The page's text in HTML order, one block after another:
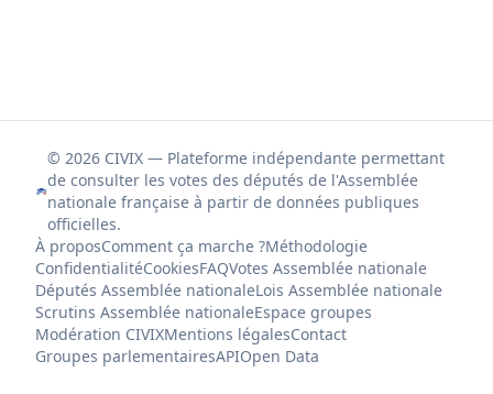
© 2026 CIVIX — Plateforme indépendante permettant
de consulter les votes des députés de l'Assemblée
nationale française à partir de données publiques
officielles.
À proposComment ça marche ?Méthodologie
ConfidentialitéCookiesFAQVotes Assemblée nationale
Députés Assemblée nationaleLois Assemblée nationale
Scrutins Assemblée nationaleEspace groupes
Modération CIVIXMentions légalesContact
Groupes parlementairesAPIOpen Data